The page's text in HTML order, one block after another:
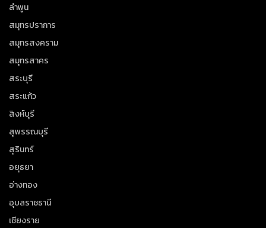
ลำพูน
สมุทรปราการ
สมุทรสงคราม
สมุทรสาคร
สระบุรี
สระแก้ว
สิงห์บุรี
สุพรรณบุรี
สุรินทร์
อยุธยา
อ่างทอง
อุบลราชธานี
เชียงราย